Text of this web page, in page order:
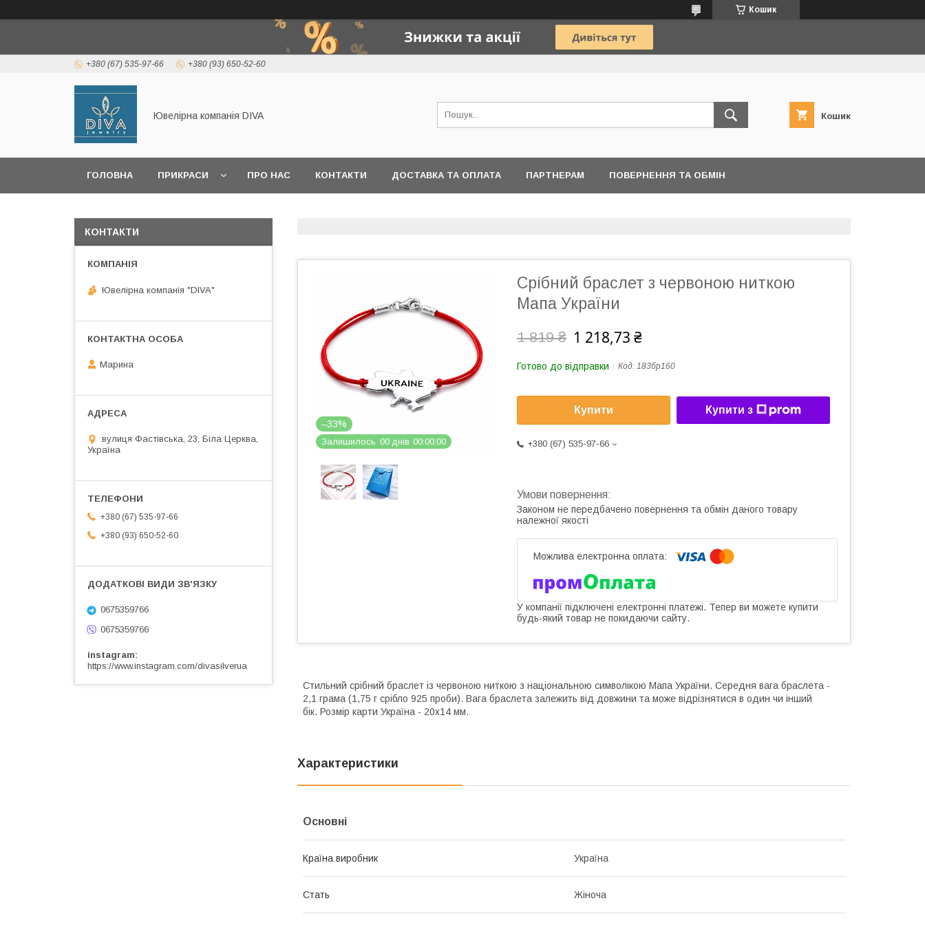
Кошик
+380 (67) 535-97-66 +380 (93) 650-52-60
Ювелірна компанія DIVA Кошик
ГОЛОВНА ПРИКРАСИ ПРО НАС КОНТАКТИ ДОСТАВКА ТА ОПЛАТА ПАРТНЕРАМ ПОВЕРНЕННЯ ТА ОБМІН
–33%
Залишилось 00 днів 00 00 00
Срібний браслет з червоною ниткою
Мапа України
1 819 ₴ 1 218,73 ₴
Готово до відправки Код: 183бр160
Купити Купити з
+380 (67) 535-97-66
Законом не передбачено повернення та обмін даного товару
належної якості
У компанії підключені електронні платежі. Тепер ви можете купити
будь-який товар не покидаючи сайту.
Стильний срібний браслет із червоною ниткою з національною символікою Мапа України. Середня вага браслета -
2,1 грама (1,75 г срібло 925 проби). Вага браслета залежить від довжини та може відрізнятися в один чи інший
бік. Розмір карти Україна - 20х14 мм.
Характеристики
Основні
Країна виробник Україна
Стать Жіноча
КОНТАКТИ
Ювелірна компанія "DIVA"
Марина
вулиця Фастівська, 23, Біла Церква,
Україна
+380 (67) 535-97-66
+380 (93) 650-52-60
0675359766
0675359766
instagram
https://www.instagram.com/divasilverua